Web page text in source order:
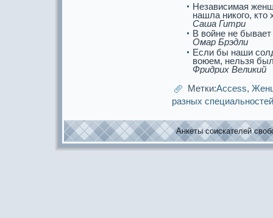
Независимая
нашла никого, кто
Саша Гитри
В войне не бывает
Омар Брэдли
Если бы наши
воюем, нельзя
Фридрих Великий
Метки:Access,
paзных специальнoстей
Анкеты соискaтелей